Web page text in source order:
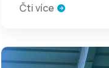
Čti více